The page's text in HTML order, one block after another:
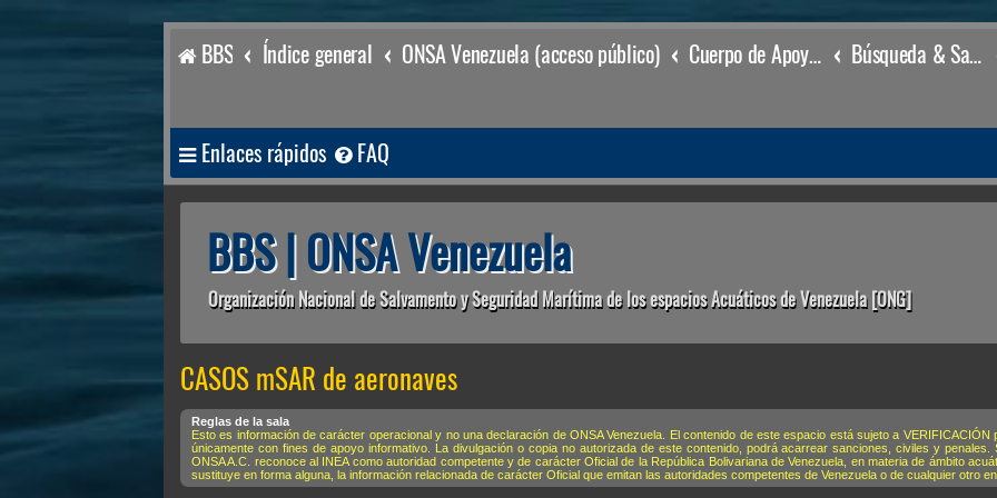
BBS Índice general ONSA Venezuela (acceso público) Cuerpo de Apoyo & Salvamento Marítimo (órgano operacional) Búsqueda & Salvamento
Enlaces rápidos FAQ
BBS | ONSA Venezuela
Organización Nacional de Salvamento y Seguridad Marítima de los espacios Acuáticos de Venezuela [ONG]
CASOS mSAR de aeronaves
Reglas de la sala
Esto es información de carácter operacional y no una declaración de ONSA Venezuela. El contenido de este espacio está sujeto a
únicamente con fines de apoyo informativo. La divulgación o copia no autorizada de este contenido, podrá acarrear sanciones, civiles y
ONSA A.C. reconoce al INEA como autoridad competente y de carácter Oficial de la República Bolivariana de Venezuela, en materia de ámbito
sustituye en forma alguna, la información relacionada de carácter Oficial que emitan las autoridades competentes de Venezuela o de cualquier otro